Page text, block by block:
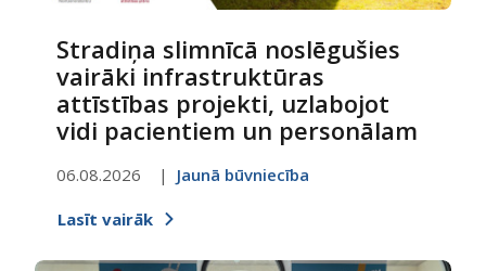
Stradiņa slimnīcā noslēgušies
vairāki infrastruktūras
attīstības projekti, uzlabojot
vidi pacientiem un personālam
06.08.2026 Jaunā būvniecība
Lasīt vairāk